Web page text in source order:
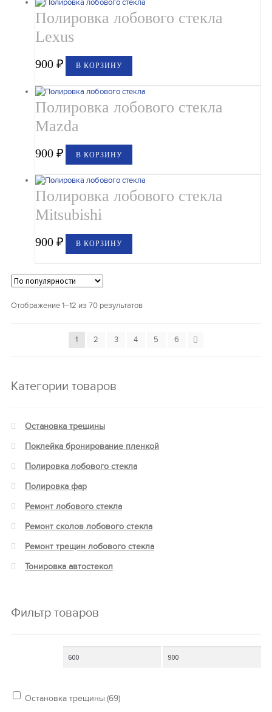
Полировка лобового стекла
Lexus
900₽ В КОРЗИНУ
Полировка лобового стекла
Mazda
900₽ В КОРЗИНУ
Полировка лобового стекла
Mitsubishi
900₽ В КОРЗИНУ
Отображение 1–12 из 70 результатов
1 2 3 4 5 6
Категории товаров
Остановка трещины
Поклейка бронирование пленкой
Полировка лобового стекла
Полировка фар
Ремонт лобового стекла
Ремонт сколов лобового стекла
Ремонт трещин лобового стекла
Тонировка автостекол
Фильтр товаров
Остановка трещины (69)